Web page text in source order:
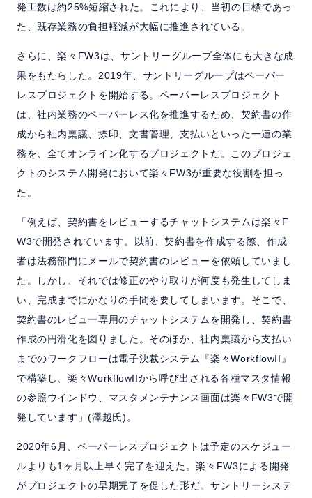
発工数は約25%短縮された。これにより、当初の目標であっ
た、既存業務の負担軽減が大幅に推進されている。
さらに、楽々FW3は、サントリーグループ全体にも大きな成
果をもたらした。2019年、サントリーグループはペーパー
レスプロジェクトを開始する。ペーパーレスプロジェクト
は、社内業務のペーパーレス化を推進するため、契約書の作
成から社内稟議、捺印、文書管理、支払いといった一連の業
務を、全てオンライン化するプロジェクトだ。このプロジェ
クトのシステム開発において楽々FW3が重要な役割を担っ
た。
「例えば、契約書をレビューするチャットシステムは楽々F
W3で開発されています。以前、契約書を作成する際、作成
者は法務部門にメールで契約書のレビューを依頼していまし
た。しかし、それでは修正のやり取りが何度も発生してしま
い、完成までにかなりの手間を要してしまいます。そこで、
契約書のレビュー専用のチャットシステムを開発し、契約書
作成の円滑化を図りました。そのほか、社内稟議から支払い
までのワークフローは電子決裁システム『楽々WorkflowII』
で構築し、楽々WorkflowIIから呼び出される各種マスタ情報
の参照ウインドウ、マスタメンテナンス画面は楽々FW3で開
発しています」(澤越氏)。
2020年6月、ペーパーレスプロジェクトは予定のスケジュー
ルよりも1ヶ月以上早く完了を迎えた。楽々FW3による開発
がプロジェクトの早期完了を促した形だ。サントリーシステ